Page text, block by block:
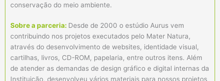
conservação do meio ambiente.
Sobre a parceria: Desde de 2000 o estúdio Aurus vem
contribuindo nos projetos executados pelo Mater Natura,
através do desenvolvimento de websites, identidade visual,
cartilhas, livros, CD-ROM, papelaria, entre outros itens. Além
de atender as demandas de design gráfico e digital internas da
Instituição, desenvolveu vários materiais para nossos projetos